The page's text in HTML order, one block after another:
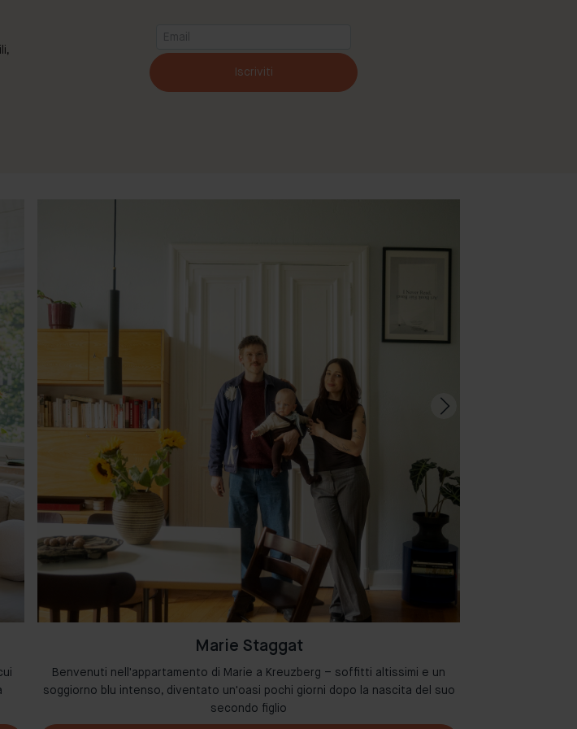
Iscriviti
Marie Staggat
Benvenuti nell'appartamento di Marie a Kreuzberg – soffitti altissimi e un
soggiorno blu intenso, diventato un'oasi pochi giorni dopo la nascita del suo
secondo figlio